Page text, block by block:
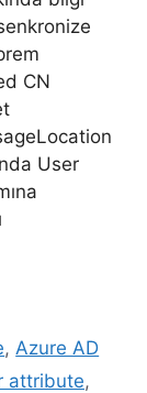
CN
User
, Azure AD
attribute,